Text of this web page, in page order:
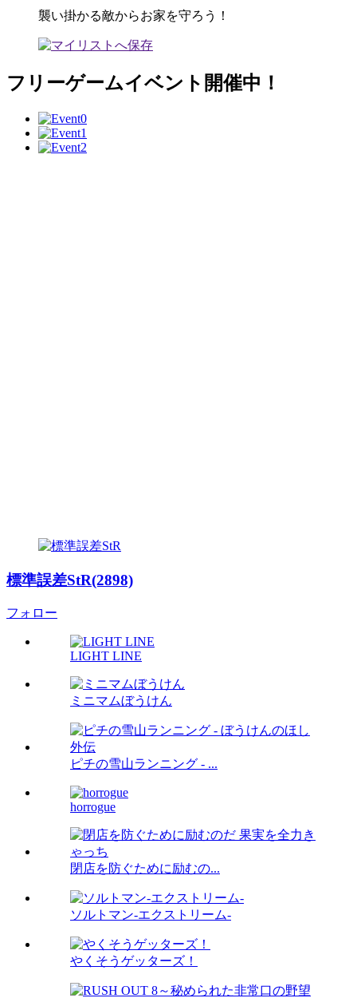
襲い掛かる敵からお家を守ろう！
フリーゲームイベント開催中！
標準誤差StR(2898)
フォロー
LIGHT LINE
ミニマムぼうけん
ピチの雪山ランニング - ...
horrogue
閉店を防ぐために励むの...
ソルトマン-エクストリーム-
やくそうゲッターズ！